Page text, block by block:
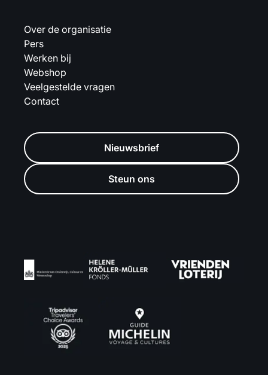
Over de organisatie
Pers
Werken bij
Webshop
Veelgestelde vragen
Contact
Nieuwsbrief
Steun ons